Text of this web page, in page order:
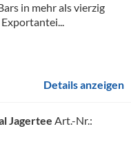
in mehr als vierzig
Details anzeigen
Jagertee Art.-Nr.: